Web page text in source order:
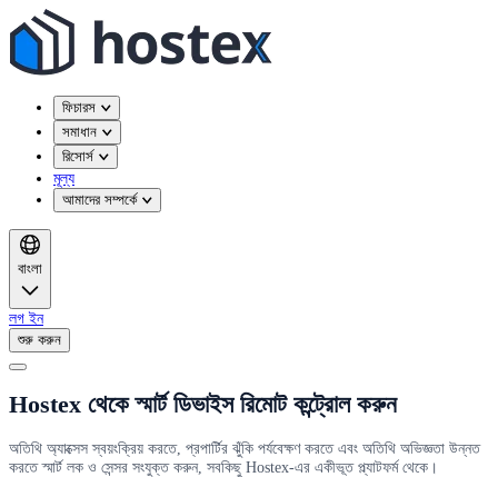
ফিচারস
সমাধান
রিসোর্স
মূল্য
আমাদের সম্পর্কে
বাংলা
লগ ইন
শুরু করুন
Hostex থেকে স্মার্ট ডিভাইস রিমোট কন্ট্রোল করুন
অতিথি অ্যাক্সেস স্বয়ংক্রিয় করতে, প্রপার্টির ঝুঁকি পর্যবেক্ষণ করতে এবং অতিথি অভিজ্ঞতা উন্নত
করতে স্মার্ট লক ও সেন্সর সংযুক্ত করুন, সবকিছু Hostex-এর একীভূত প্ল্যাটফর্ম থেকে।